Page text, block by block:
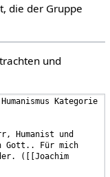
die der Gruppe
und